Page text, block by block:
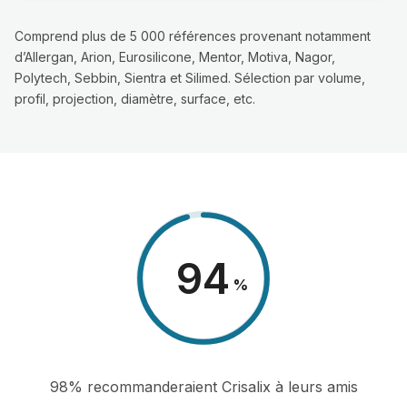
Comprend plus de 5 000 références provenant notamment
d’Allergan, Arion, Eurosilicone, Mentor, Motiva, Nagor,
Polytech, Sebbin, Sientra et Silimed. Sélection par volume,
profil, projection, diamètre, surface, etc.
98 %
98% recommanderaient Crisalix à leurs amis